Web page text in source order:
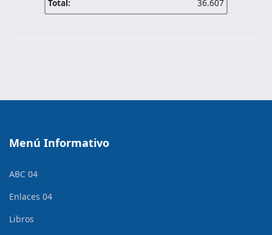
Total:
36.607
Menú Informativo
ABC 04
Enlaces 04
Libros